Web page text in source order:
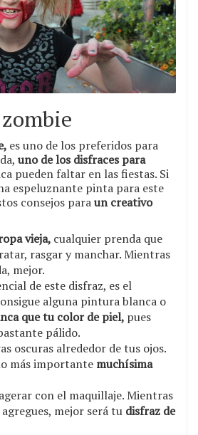
es uno de los preferidos para
uno de los disfraces para
pueden faltar en las fiestas. Si
espeluznante pinta para este
consejos paraun creativo
vieja, cualquier prenda que
rasgar y manchar. Mientras
mejor.
de este disfraz, es el
alguna pintura blanca o
que tu color de piel, pues
pálido.
oscuras alrededor de tus ojos.
más importante muchísima
con el maquillaje. Mientras
mejor será tu disfraz de